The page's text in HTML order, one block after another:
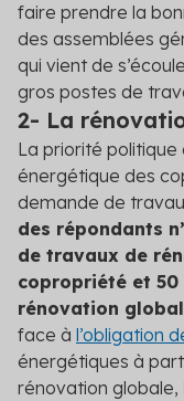
faire prendre la
des assemblées
qui vient de
gros postes de
2- La
La priorité
énergétique des
demande de
des répondants
de travaux de
copropriété et
rénovation
face à l’obligation
énergétiques à
rénovation globale,